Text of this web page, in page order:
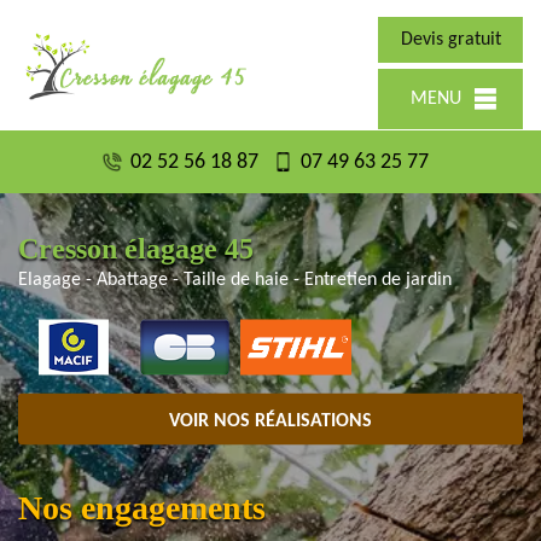
Devis gratuit
MENU
02 52 56 18 87 07 49 63 25 77
Cresson élagage 45
Elagage - Abattage - Taille de haie - Entretien de jardin
VOIR NOS RÉALISATIONS
Nos engagements